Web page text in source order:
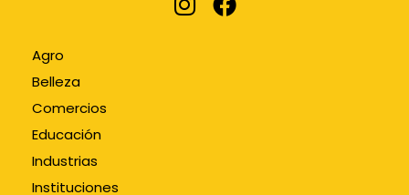
Agro
Belleza
Comercios
Educación
Industrias
Instituciones